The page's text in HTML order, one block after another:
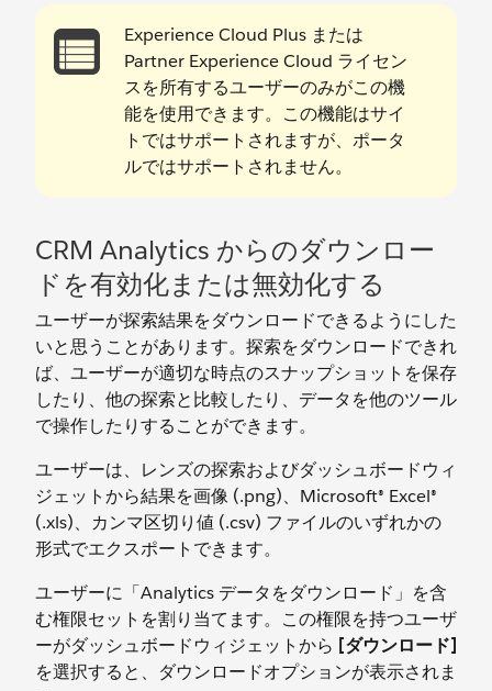
Experience Cloud Plus または
Partner Experience Cloud ライセン
スを所有するユーザーのみがこの機
能を使用できます。この機能はサイ
トではサポートされますが、ポータ
ルではサポートされません。
CRM Analytics からのダウンロー
ドを有効化または無効化する
ユーザーが探索結果をダウンロードできるようにした
いと思うことがあります。探索をダウンロードできれ
ば、ユーザーが適切な時点のスナップショットを保存
したり、他の探索と比較したり、データを他のツール
で操作したりすることができます。
ユーザーは、レンズの探索およびダッシュボードウィ
ジェットから結果を画像 (.png)、Microsoft® Excel®
(.xls)、カンマ区切り値 (.csv) ファイルのいずれかの
形式でエクスポートできます。
ユーザーに「Analytics データをダウンロード」を含
む権限セットを割り当てます。この権限を持つユーザ
ーがダッシュボードウィジェットから [ダウンロード]
を選択すると、ダウンロードオプションが表示されま